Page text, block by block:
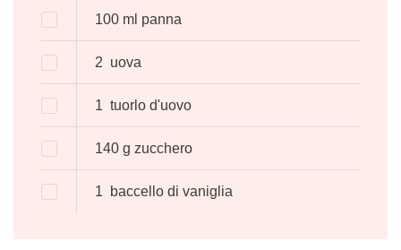
100 ml panna
2 uova
1 tuorlo d'uovo
140 g zucchero
1 baccello di vaniglia